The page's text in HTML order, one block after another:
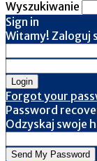
Wyszukiwanie
Sign in
Witamy! Zaloguj
Forgot your
Password
Odzyskaj swoje